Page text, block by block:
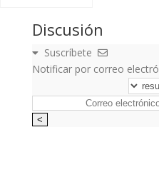
Discusión
Notificar por correo